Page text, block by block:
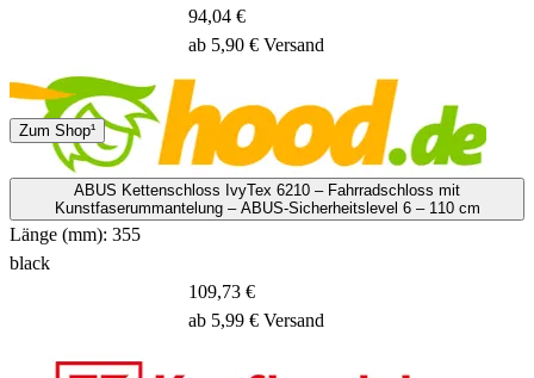
1 - 4 Tage
94,04 €
ab 5,90 € Versand
Zum Shop¹
ABUS Kettenschloss IvyTex 6210 – Fahrradschloss mit
Kunstfaserummantelung – ABUS-Sicherheitslevel 6 – 110 cm
Länge (mm): 355
black
109,73 €
ab 5,99 € Versand